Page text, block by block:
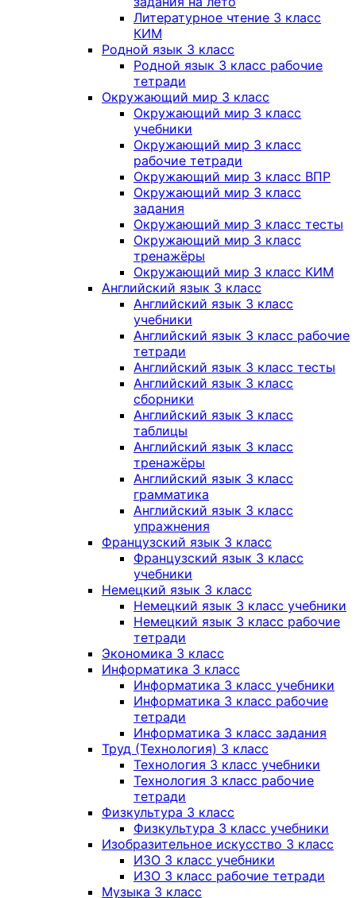
Литературное чтение 3 класс
КИМ
Родной язык 3 класс
Родной язык 3 класс рабочие
тетради
Окружающий мир 3 класс
Окружающий мир 3 класс
учебники
Окружающий мир 3 класс
рабочие тетради
Окружающий мир 3 класс ВПР
Окружающий мир 3 класс
задания
Окружающий мир 3 класс тесты
Окружающий мир 3 класс
тренажёры
Окружающий мир 3 класс КИМ
Английский язык 3 класс
Английский язык 3 класс
учебники
Английский язык 3 класс рабочие
тетради
Английский язык 3 класс тесты
Английский язык 3 класс
сборники
Английский язык 3 класс
таблицы
Английский язык 3 класс
тренажёры
Английский язык 3 класс
грамматика
Английский язык 3 класс
упражнения
Французский язык 3 класс
Французский язык 3 класс
учебники
Немецкий язык 3 класс
Немецкий язык 3 класс учебники
Немецкий язык 3 класс рабочие
тетради
Экономика 3 класс
Информатика 3 класс
Информатика 3 класс учебники
Информатика 3 класс рабочие
тетради
Информатика 3 класс задания
Труд (Технология) 3 класс
Технология 3 класс учебники
Технология 3 класс рабочие
тетради
Физкультура 3 класс
Физкультура 3 класс учебники
Изобразительное искусство 3 класс
ИЗО 3 класс учебники
ИЗО 3 класс рабочие тетради
Музыка 3 класс